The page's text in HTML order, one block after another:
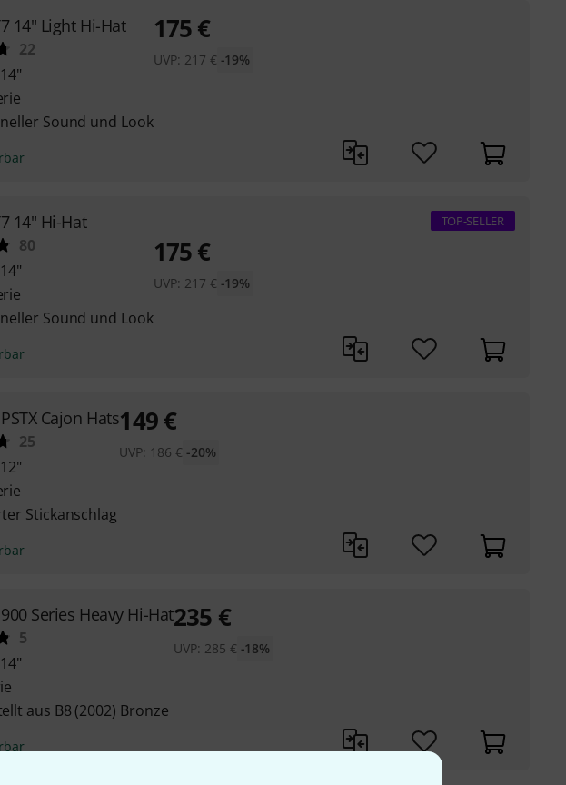
14" Light Hi-Hat
22
Sound und Look
175€
UVP: 217 € -19%
14" Hi-Hat
80
Sound und Look
TOP-SELLER
175€
UVP: 217 € -19%
Cajon Hats
25
Stickanschlag
149€
UVP: 186 € -20%
Series Heavy Hi-Hat
5
aus B8 (2002) Bronze
235 €
UVP: 285 € -18%